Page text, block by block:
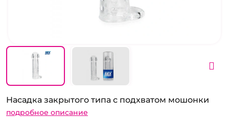
Насадка закрытого типа с подхватом мошонки
подробное описание